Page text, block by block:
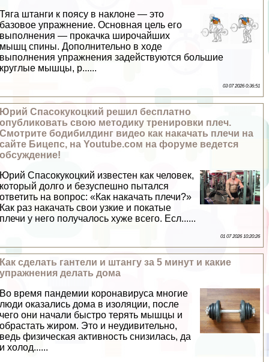
Тяга штанги к поясу в наклоне — это
базовое упражнение. Основная цель его
выполнения — прокачка широчайших
мышц спины. Дополнительно в ходе
выполнения упражнения задействуются большие
круглые мышцы, р......
03 07 2026 0:36:51
Юрий Спасокукоцкий решил бесплатно
опубликовать свою методику тренировки плеч.
Смотрите бодибилдинг видео как накачать плечи на
сайте Бицепс, на Youtube.сом на форуме ведется
обсуждение!
Юрий Спасокукоцкий известен как человек,
который долго и безуспешно пытался
ответить на вопрос: «Как накачать плечи?»
Как раз накачать свои узкие и покатые
плечи у него получалось хуже всего. Есл......
01 07 2026 10:20:26
Как сделать гантели и штангу за 5 минут и какие
упражнения делать дома
Во время пандемии коронавируса многие
люди оказались дома в изоляции, после
чего они начали быстро терять мышцы и
обрастать жиром. Это и неудивительно,
ведь физическая активность снизилась, да
и холод......